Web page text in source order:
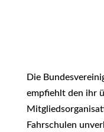
Die
empfiehlt den ihr
Fahrschulen